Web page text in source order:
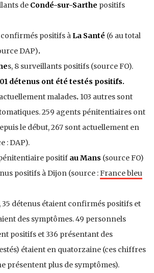
de Condé-sur-Sarthe positifs
positifs à La Santé (6 au total
DAP).
s, 8 surveillants positifs (source FO).
détenus ont été testés positifs.
malades. 103 autres sont
259 agents pénitentiaires ont
le début, 267 sont actuellement en
: DAP).
positif au Mans (source FO)
positifs à Dijon (source :France bleu
35 détenus étaient confirmés positifs et
des symptômes. 49 personnels
positifs et 336 présentant des
étaient en quatorzaine (ces chiffres
présentent plus de symptômes).